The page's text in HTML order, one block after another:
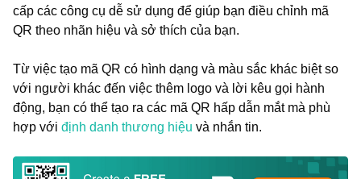
cấp các công cụ dễ sử dụng để giúp bạn điều chỉnh mã
QR theo nhãn hiệu và sở thích của bạn.
Từ việc tạo mã QR có hình dạng và màu sắc khác biệt so
với người khác đến việc thêm logo và lời kêu gọi hành
động, bạn có thể tạo ra các mã QR hấp dẫn mắt mà phù
hợp với định danh thương hiệu và nhắn tin.